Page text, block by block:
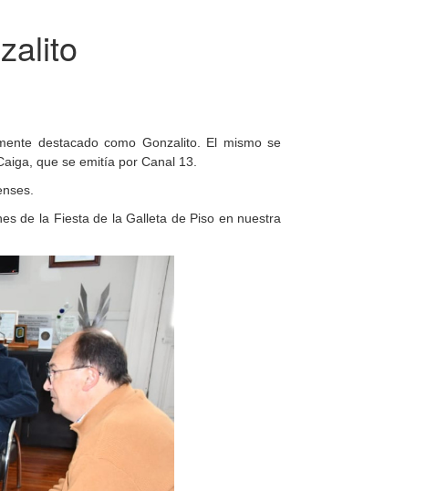
destacado como Gonzalito. El mismo se
que se emitía por Canal 13.
de la Fiesta de la Galleta de Piso en nuestra